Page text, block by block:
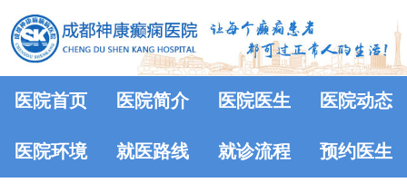
医院首页 医院简介 医院医生 医院动态
医院环境 就医路线 就诊流程 预约医生